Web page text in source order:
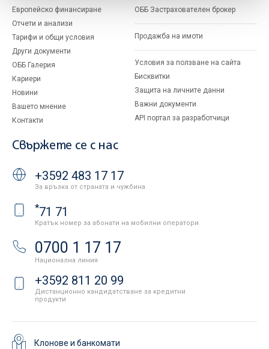
Европейско финансиране
Отчети и анализи
Тарифи и общи условия
Други документи
ОББ Галерия
Кариери
Новини
Вашето мнение
Контакти
ОББ Застрахователен брокер
Продажба на имоти
Условия за ползване на сайта
Бисквитки
Защита на личните данни
Важни документи
API портал за разработчици
Свържете се с нас
+3592 483 17 17
За връзка от страната и чужбина
*71 71
Кратък номер за абонати на мобилни оператори
0700 1 17 17
Национална линия
+3592 811 20 99
Дистанционно кандидатстване за кредитни
продукти
Клонове и банкомати